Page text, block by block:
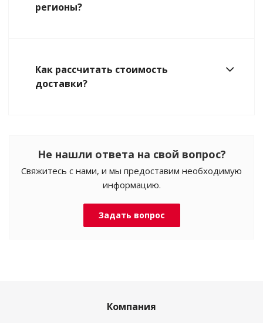
регионы?
Как рассчитать стоимость
доставки?
Не нашли ответа на свой вопрос?
Свяжитесь с нами, и мы предоставим необходимую
информацию.
Задать вопрос
Компания